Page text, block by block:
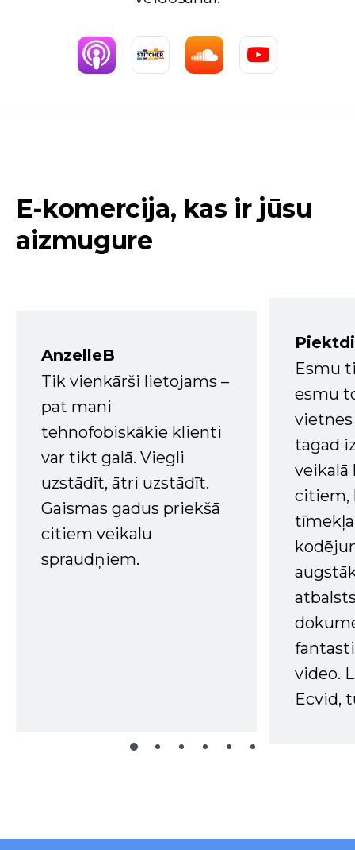
E-komercija, kas ir jūsu
aizmugure
AnzelleB
Tik vienkārši lietojams –
pat mani
tehnofobiskākie klienti
var tikt galā. Viegli
uzstādīt, ātri uzstādīt.
Gaismas gadus priekšā
citiem veikalu
spraudņiem.
Esmu
esmu
tagad
veikalā
citiem,
tīmekļa
video.
Ecvid,